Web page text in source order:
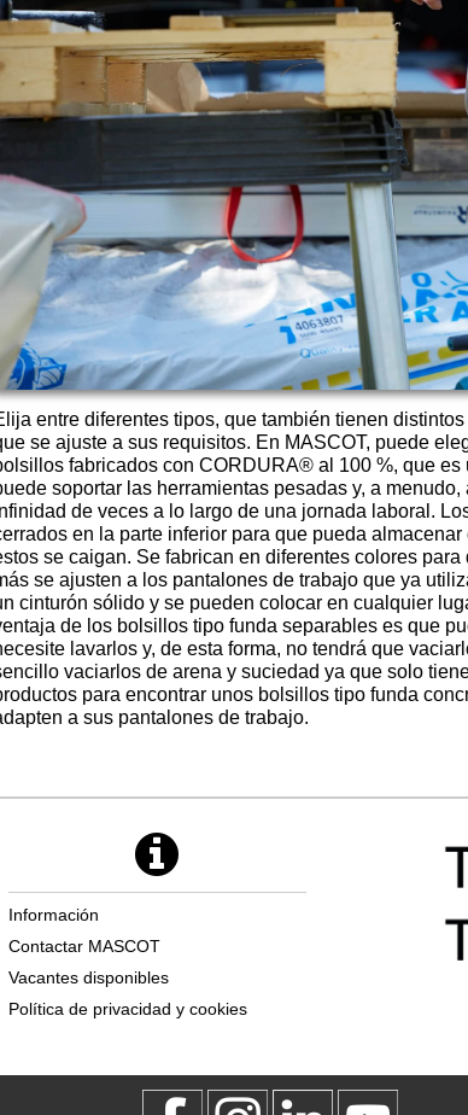
entre diferentes tipos, que también tienen
se ajuste a sus requisitos. En MASCOT, puede
fabricados con CORDURA® al 100 %, que
soportar las herramientas pesadas y, a
de veces a lo largo de una jornada laboral.
en la parte inferior para que pueda
se caigan. Se fabrican en diferentes colores
se ajusten a los pantalones de trabajo que ya
cinturón sólido y se pueden colocar en cualquier
de los bolsillos tipo funda separables es que
lavarlos y, de esta forma, no tendrá que
vaciarlos de arena y suciedad ya que solo
para encontrar unos bolsillos tipo funda
a sus pantalones de trabajo.
Información
Contactar MASCOT
Vacantes disponibles
Política de privacidad y cookies